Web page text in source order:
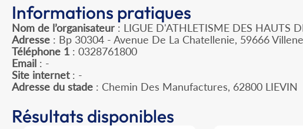
Informations pratiques
Nom de l’organisateur : LIGUE D'ATHLETISME DES HAUTS
Adresse : Bp 30304 - Avenue De La Chatellenie, 59666
Téléphone 1 : 0328761800
Email : -
Site internet: -
Adresse du stade : Chemin Des Manufactures, 62800 LIEVIN
Résultats disponibles